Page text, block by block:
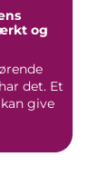
og
det. Et
give